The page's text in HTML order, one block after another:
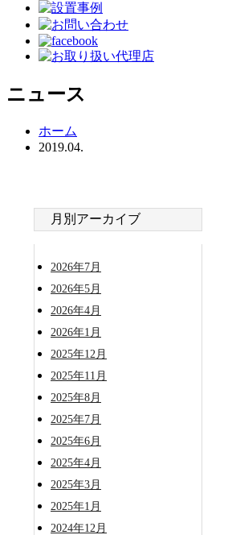
ニュース
ホーム
2019.04.
月別アーカイブ
2026年7月
2026年5月
2026年4月
2026年1月
2025年12月
2025年11月
2025年8月
2025年7月
2025年6月
2025年4月
2025年3月
2025年1月
2024年12月